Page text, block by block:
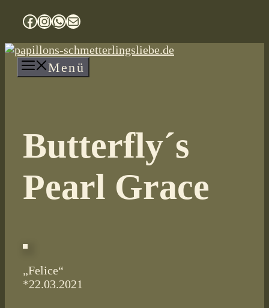
Zum
springen
Facebook
Instagram
WhatsApp
E-Mail
Menü
Butterfly´s
Pearl Grace
„Felice“
*22.03.2021